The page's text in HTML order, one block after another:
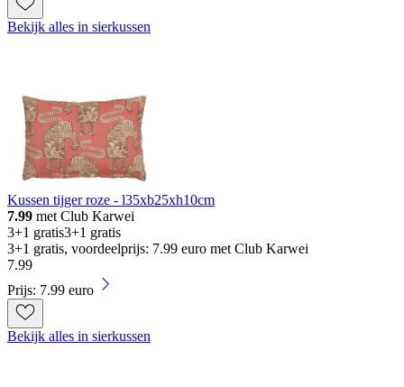
Bekijk alles in sierkussen
Kussen tijger roze - l35xb25xh10cm
7.99 met Club Karwei
3+1 gratis3+1 gratis
3+1 gratis, voordeelprijs: 7.99 euro met Club Karwei
7.99
Prijs: 7.99 euro
Bekijk alles in sierkussen